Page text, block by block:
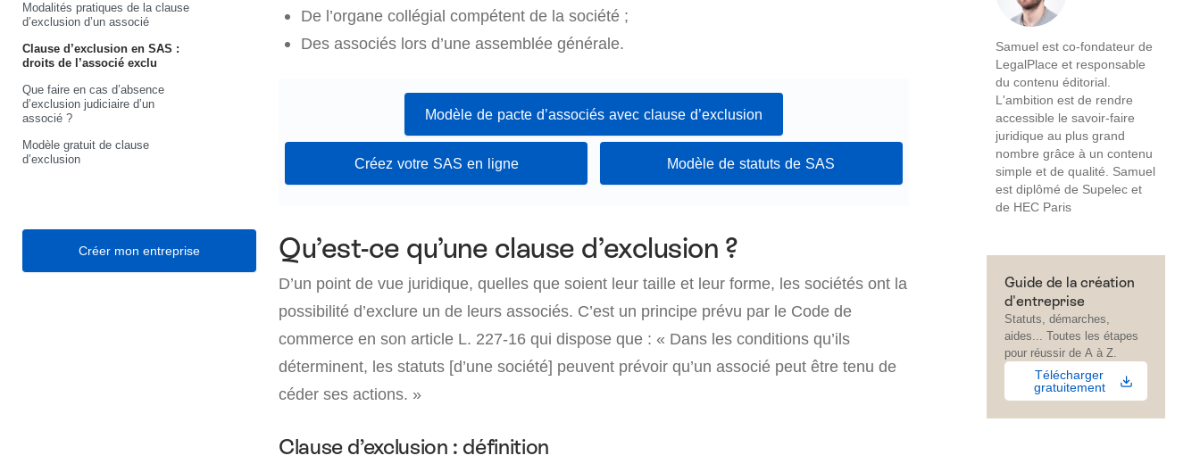
Modalités pratiques de la clause
d’exclusion d’un associé
Clause d’exclusion en SAS :
droits de l’associé exclu
Que faire en cas d’absence
d’exclusion judiciaire d’un
associé ?
Modèle gratuit de clause
d’exclusion
Créer mon entreprise
De l’organe collégial compétent de la société ;
Des associés lors d’une assemblée générale.
Modèle de pacte d’associés avec clause d’exclusion
Créez votre SAS en ligne Modèle de statuts de SAS
Qu’est-ce qu’une clause d’exclusion ?
D’un point de vue juridique, quelles que soient leur taille et leur forme, les sociétés ont la
possibilité d’exclure un de leurs associés. C’est un principe prévu par le Code de
commerce en son article L. 227-16 qui dispose que : « Dans les conditions qu’ils
déterminent, les statuts [d’une société] peuvent prévoir qu’un associé peut être tenu de
céder ses actions. »
Clause d’exclusion : définition
Samuel est co-fondateur de
LegalPlace et responsable
du contenu éditorial.
L'ambition est de rendre
accessible le savoir-faire
juridique au plus grand
nombre grâce à un contenu
simple et de qualité. Samuel
est diplômé de Supelec et
de HEC Paris
Guide de la création
d'entreprise
Statuts, démarches,
aides... Toutes les étapes
pour réussir de A à Z.
Télécharger
gratuitement